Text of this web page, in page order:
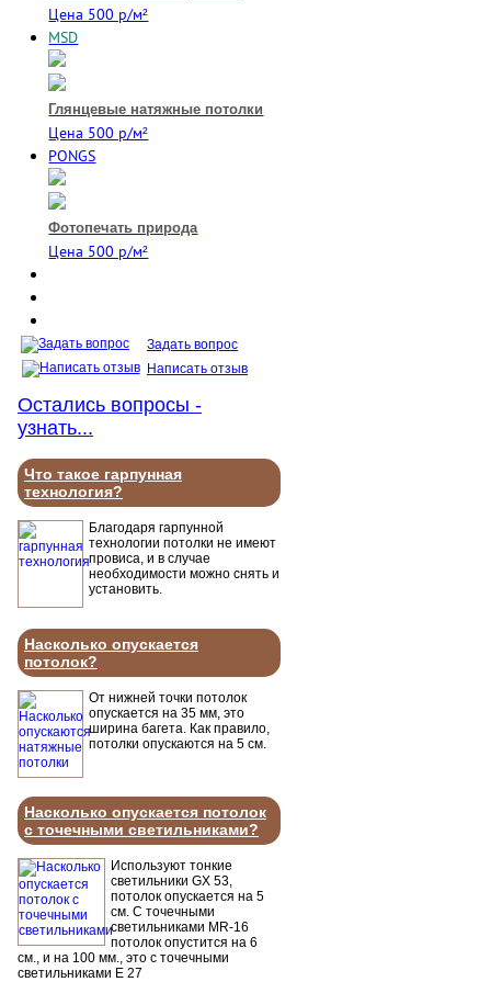
Цена 500 р/м²
MSD
Глянцевые натяжные потолки
Цена 500 р/м²
PONGS
Фотопечать природа
Цена 500 р/м²
Задать вопрос
Написать отзыв
Остались вопросы -
узнать...
Что такое гарпунная
технология?
Благодаря гарпунной
технологии потолки не имеют
провиса, и в случае
необходимости можно снять и
установить.
Насколько опускается
потолок?
От нижней точки потолок
опускается на 35 мм, это
ширина багета. Как правило,
потолки опускаются на 5 см.
Насколько опускается потолок
с точечными светильниками?
Используют тонкие
светильники GX 53,
потолок опускается на 5
см. С точечными
светильниками MR-16
потолок опустится на 6
см., и на 100 мм., это с точечными
светильниками Е 27